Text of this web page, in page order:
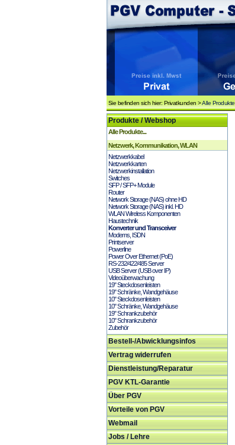
Sie befinden sich hier: Privatkunden >Alle Produkte
Produkte / Webshop
Alle Produkte...
Netzwerk, Kommunikation, WLAN
Netzwerkkabel
Netzwerkkarten
Netzwerkinstallation
Switches
SFP / SFP+ Module
Router
Network Storage (NAS) ohne HD
Network Storage (NAS) inkl. HD
WLAN Wireless Komponenten
Haustechnik
Konverter und Transceiver
Modems, ISDN
Printserver
Powerline
Power Over Ethernet (PoE)
RS-232/422/485 Server
USB Server (USB over IP)
Videoüberwachung
19" Steckdosenleisten
19" Schränke, Wandgehäuse
10" Steckdosenleisten
10" Schränke, Wandgehäuse
19" Schrankzubehör
10" Schrankzubehör
Zubehör
Bestell-/Abwicklungsinfos
Vertrag widerrufen
Dienstleistung/Reparatur
PGV KTL-Garantie
Über PGV
Vorteile von PGV
Webmail
Jobs / Lehre